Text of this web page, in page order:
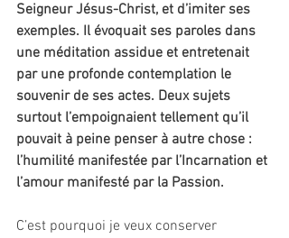
Seigneur Jésus-Christ, et d’imiter ses
exemples. Il évoquait ses paroles dans
une méditation assidue et entretenait
par une profonde contemplation le
souvenir de ses actes. Deux sujets
surtout l’empoignaient tellement qu’il
pouvait à peine penser à autre chose :
l’humilité manifestée par l’Incarnation et
l’amour manifesté par la Passion.
C’est pourquoi je veux conserver